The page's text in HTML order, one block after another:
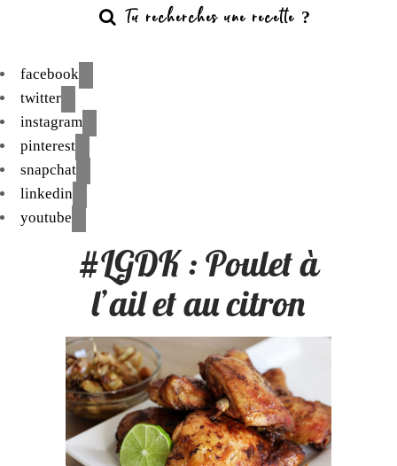
facebook
twitter
instagram
pinterest
snapchat
linkedin
youtube
#LGDK : Poulet à
l’ail et au citron